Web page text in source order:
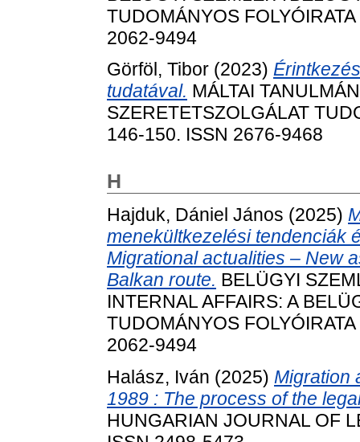
TUDOMÁNYOS
2062-9494
Görföl, Tibor (2023)
tudatával. MÁLTAI
SZERETETSZOLGÁLAT
146-150. ISSN 2676-9468
H
Hajduk, Dániel János (2025)
menekültkezelési tendenciák
Migrational actualities – New
Balkan route. BELÜGYI
INTERNAL AFFAIRS: A
TUDOMÁNYOS
2062-9494
Halász, Iván (2025) Migration
1989 : The process of the
HUNGARIAN JOURNAL OF